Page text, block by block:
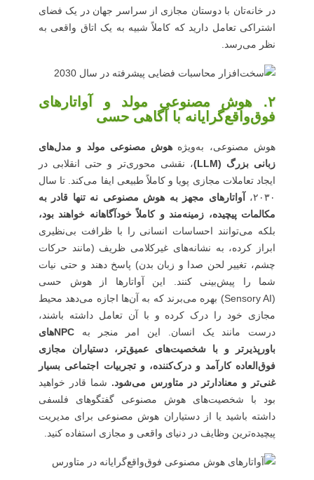
در خانه‌تان با دوستان مجازی از سراسر جهان در یک فضای
اشتراکی تعامل دارید که کاملاً شبیه به یک اتاق واقعی به
نظر می‌رسد.
۲. هوش مصنوعی مولد و آواتارهای
فوق‌واقع‌گرایانه با آگاهی حسی
هوش مصنوعی، به‌ویژه هوش مصنوعی مولد و مدل‌های
زبانی بزرگ (LLM)
، نقشی محوری‌تر و حتی انقلابی در
ایجاد تعاملات مجازی پویا و کاملاً طبیعی ایفا می‌کند. تا سال
۲۰۳۰،
آواتارهای مجهز به هوش مصنوعی نه تنها قادر به
مکالمات پیچیده، زمینه‌مند و کاملاً خودآگاهانه خواهند بود،
بلکه می‌توانند احساسات انسانی را با ظرافت بی‌نظیری
ابراز کرده، به نشانه‌های غیرکلامی ظریف (مانند حرکات
چشم، تغییر لحن صدا و زبان بدن) پاسخ دهند و حتی نیات
شما را پیش‌بینی کنند. این آواتارها از هوش حسی
(Sensory AI) بهره می‌برند که به آن‌ها اجازه می‌دهد محیط
مجازی خود را درک کرده و با آن تعامل داشته باشند،
درست مانند یک انسان. این امر منجر به
NPC‌های
باورپذیرتر و با شخصیت‌های عمیق‌تر، دستیاران مجازی
فوق‌العاده کارآمد و درک‌کننده، و تجربیات اجتماعی بسیار
غنی‌تر و معنادارتر در متاورس می‌شود. شما قادر خواهید
بود با شخصیت‌های هوش مصنوعی گفتگوهای فلسفی
داشته باشید یا از دستیاران هوش مصنوعی برای مدیریت
پیچیده‌ترین وظایف در دنیای واقعی و مجازی استفاده کنید.